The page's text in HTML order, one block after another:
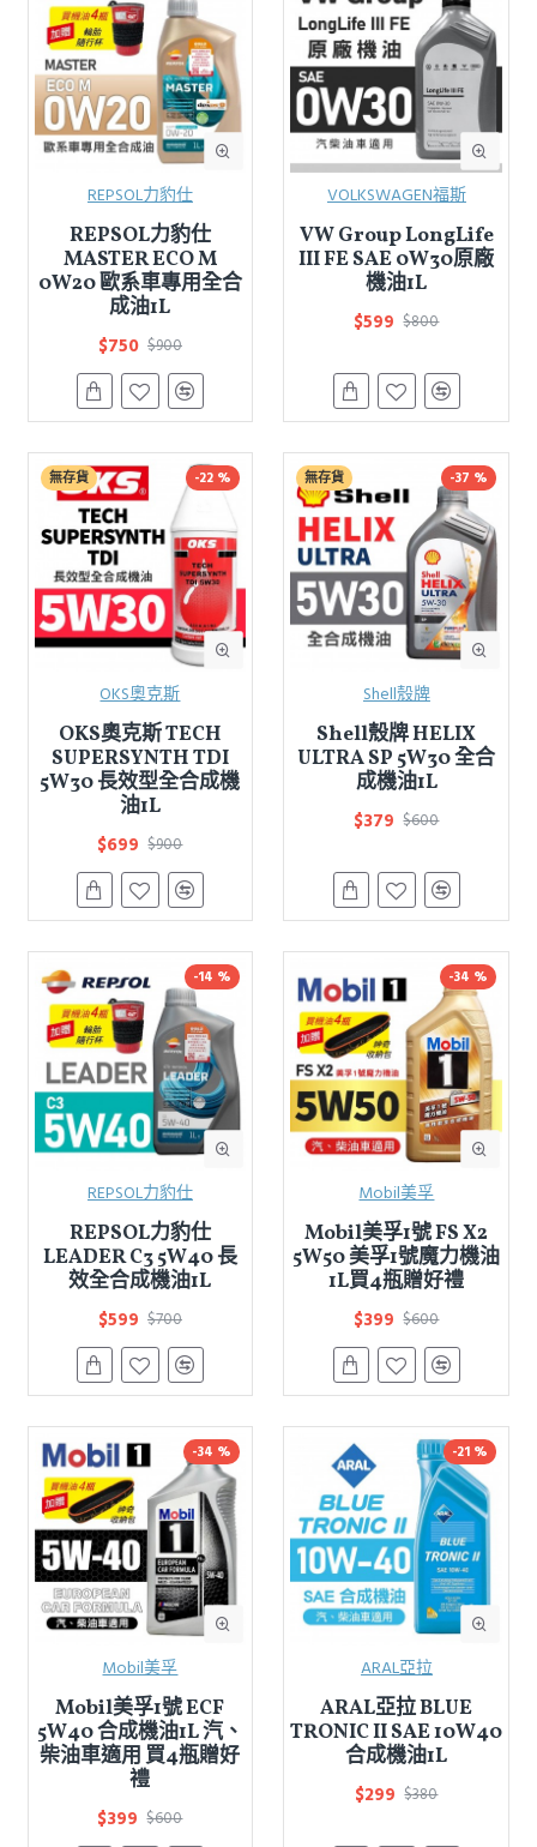
REPSOL力豹仕
REPSOL力豹仕
MASTER ECO M
0W20 歐系車專用全合
成油1L
$750 $900
VOLKSWAGEN福斯
VW Group LongLife
III FE SAE 0W30原廠
機油1L
$599 $800
-22 %
無存貨
OKS奧克斯
OKS奧克斯 TECH
SUPERSYNTH TDI
5W30 長效型全合成機
油1L
$699 $900
-37 %
無存貨
Shell殼牌
Shell殼牌 HELIX
ULTRA SP 5W30 全合
成機油1L
$379 $600
-14 %
REPSOL力豹仕
REPSOL力豹仕
LEADER C3 5W40 長
效全合成機油1L
$599 $700
-34 %
Mobil美孚
Mobil美孚1號 FS X2
5W50 美孚1號魔力機油
1L買4瓶贈好禮
$399 $600
-34 %
Mobil美孚
Mobil美孚1號 ECF
5W40 合成機油1L 汽、
柴油車適用 買4瓶贈好
禮
$399 $600
-21 %
ARAL亞拉
ARAL亞拉 BLUE
TRONIC II SAE 10W40
合成機油1L
$299 $380